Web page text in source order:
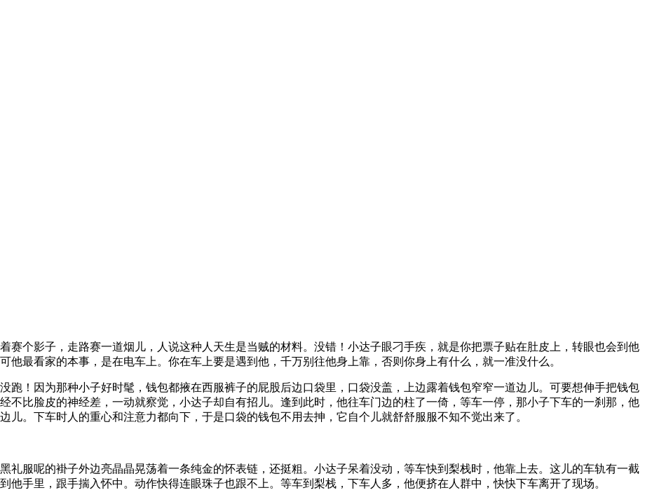
赛个影子，走路赛一道烟儿，人说这种人天生是当贼的材料。没错！小达子眼刁手疾，就是你把票子贴在肚皮上，转眼也会到他
最看家的本事，是在电车上。你在车上要是遇到他，千万别往他身上靠，否则你身上有什么，就一准没什么。
跑！因为那种小子好时髦，钱包都掖在西服裤子的屁股后边口袋里，口袋没盖，上边露着钱包窄窄一道边儿。可要想伸手把钱包
不比脸皮的神经差，一动就察觉，小达子却自有招儿。逢到此时，他往车门边的柱了一倚，等车一停，那小子下车的一刹那，他
。下车时人的重心和注意力都向下，于是口袋的钱包不用去抻，它自个儿就舒舒服服不知不觉出来了。
礼服呢的褂子外边亮晶晶晃荡着一条纯金的怀表链，还挺粗。小达子呆着没动，等车快到梨栈时，他靠上去。这儿的车轨有一截
他手里，跟手揣入怀中。动作快得连眼珠子也跟不上。等车到梨栈，下车人多，他便挤在人群中，快快下车离开了现场。